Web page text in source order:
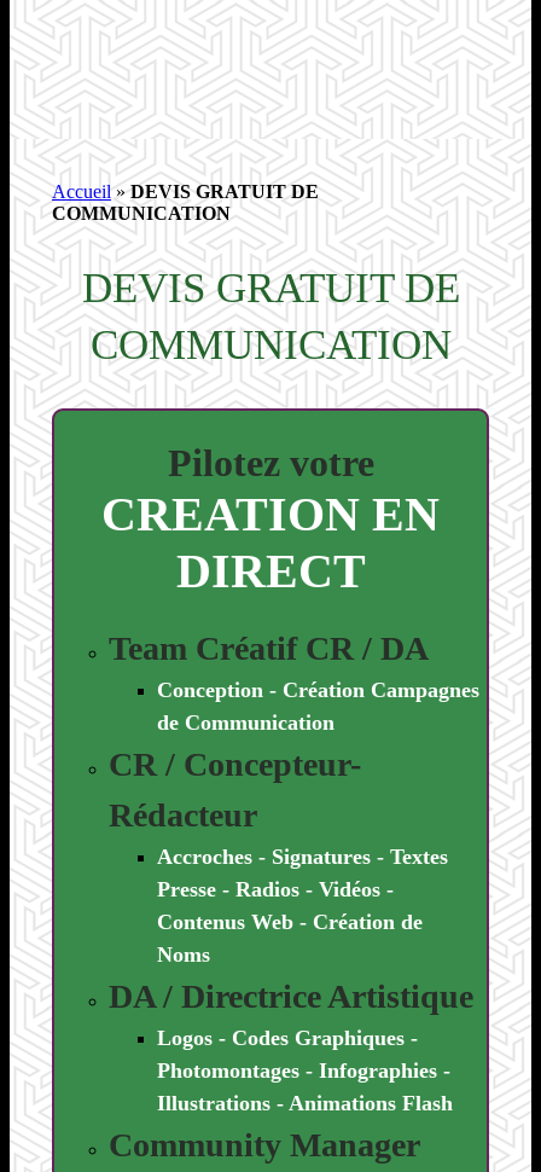
Accueil»DEVIS GRATUIT DE
COMMUNICATION
DEVIS GRATUIT DE
COMMUNICATION
Pilotez votre
CREATION EN
DIRECT
Team Créatif CR / DA
Conception - Création Campagnes
de Communication
CR / Concepteur-
Rédacteur
Accroches - Signatures - Textes
Presse - Radios - Vidéos -
Contenus Web - Création de
Noms
DA / Directrice Artistique
Logos - Codes Graphiques -
Photomontages - Infographies -
Illustrations - Animations Flash
Community Manager